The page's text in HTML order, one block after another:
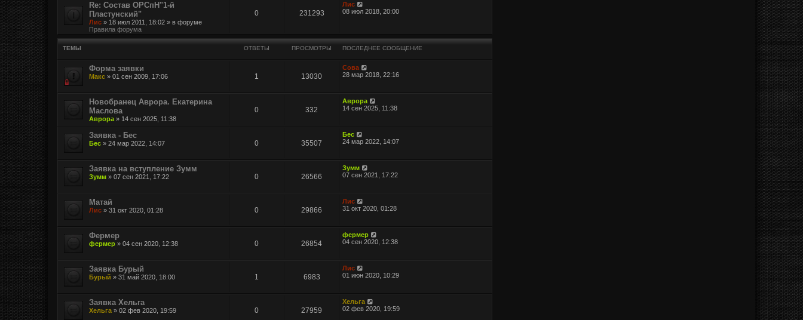
у
с
б
е
н
ю
Re: Состав ОРСпН"1-й
Пластунский"
Лис » 18 июл 2011, 18:02 » в форуме
Правила форума
0 231293
Лис
08 июл 2018, 20:00
ТЕМЫ ОТВЕТЫ ПРОСМОТРЫ ПОСЛЕДНЕЕ СООБЩЕНИЕ
Форма заявки
Макс » 01 сен 2009, 17:06 1 13030
Сова
28 мар 2018, 22:16
Новобранец Аврора. Екатерина
Маслова
Аврора » 14 сен 2025, 11:38
0 332
Аврора
14 сен 2025, 11:38
Заявка - Бес
Бес » 24 мар 2022, 14:07 0 35507
Бес
24 мар 2022, 14:07
Заявка на вступление Зумм
Зумм » 07 сен 2021, 17:22 0 26566
Зумм
07 сен 2021, 17:22
Матай
Лис » 31 окт 2020, 01:28 0 29866
Лис
31 окт 2020, 01:28
Фермер
фермер » 04 сен 2020, 12:38 0 26854
фермер
04 сен 2020, 12:38
Заявка Бурый
Бурый » 31 май 2020, 18:00 1 6983
Лис
01 июн 2020, 10:29
Заявка Хельга
Хельга » 02 фев 2020, 19:59 0 27959
Хельга
02 фев 2020, 19:59